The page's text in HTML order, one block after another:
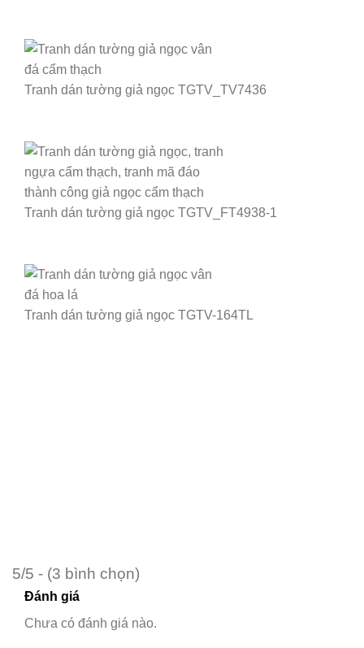
Tranh dán tường giả ngọc TGTV_TV7436
Tranh dán tường giả ngọc TGTV_FT4938-1
Tranh dán tường giả ngọc TGTV-164TL
5/5 - (3 bình chọn)
Đánh giá
Chưa có đánh giá nào.